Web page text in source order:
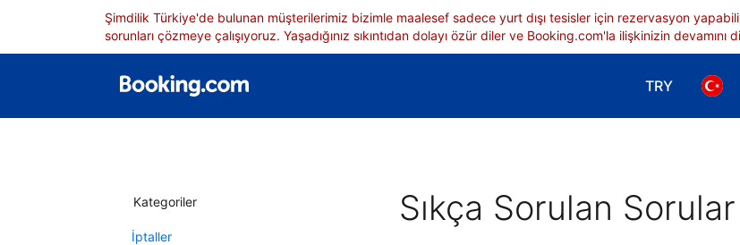
Şimdilik Türkiye'de bulunan müşterilerimiz bizimle maalesef sadece yurt dışı tesisler için rezervasyon
sorunları çözmeye çalışıyoruz. Yaşadığınız sıkıntıdan dolayı özür diler ve Booking.com'la ilişkinizin devamını
TRY
Para birimi
Dil
Kategoriler
İptaller
Sıkça Sorulan Sorular